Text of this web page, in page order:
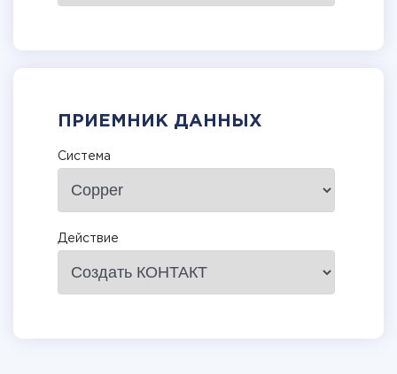
ПРИЕМНИК ДАННЫХ
Система
Действие